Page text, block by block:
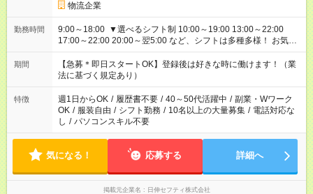
物流企業
勤務時間
9:00～18:00 ▼選べるシフト制 10:00～19:00 13:00～22:00
17:00～22:00 20:00～翌5:00 など、シフトは多種多様！ お気軽
にご相談ください！
期間
【急募＊即日スタートOK】登録後は好きな時に働けます！（業
法に基づく規定あり）
特徴 週1日からOK / 履歴書不要 / 40～50代活躍中 / 副業・Wワーク
OK / 服装自由 / シフト勤務 / 10名以上の大量募集 / 電話対応な
し / パソコンスキル不要
気になる！ 応募する 詳細へ
掲載元企業名 日伸セフティ株式会社